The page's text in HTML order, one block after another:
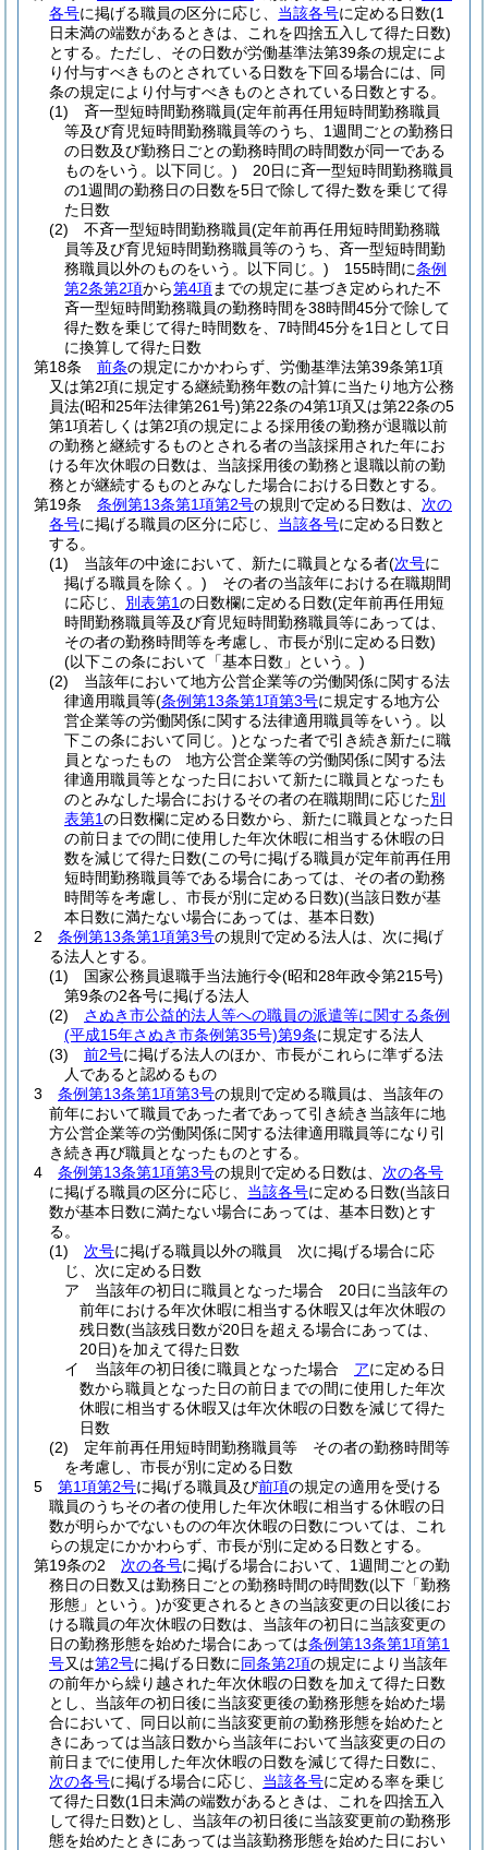
各号に掲げる職員の区分に応じ、 当該各号に定める日数(1
日未満の端数があるときは、これを四捨五入して得た日数)
とする。 ただし、その日数が労働基準法第39条の規定によ
り付与すべきものとされている日数を下回る場合には、同
条の規定により付与すべきものとされている日数とする。
(1)
斉一型短時間勤務職員(定年前再任用短時間勤務職員
等及び育児短時間勤務職員等のうち、1週間ごとの勤務日
の日数及び勤務日ごとの勤務時間の時間数が同一である
ものをいう。以下同じ。) 20日に斉一型短時間勤務職員
の1週間の勤務日の日数を5日で除して得た数を乗じて得
た日数
(2)
不斉一型短時間勤務職員(定年前再任用短時間勤務職
員等及び育児短時間勤務職員等のうち、斉一型短時間勤
務職員以外のものをいう。以下同じ。) 155時間に条例
第2条第2項から第4項までの規定に基づき定められた不
斉一型短時間勤務職員の勤務時間を38時間45分で除して
得た数を乗じて得た時間数を、7時間45分を1日として日
に換算して得た日数
第18条
前条の規定にかかわらず、労働基準法第39条第1項
又は第2項に規定する継続勤務年数の計算に当たり地方公務
員法(昭和25年法律第261号)第22条の4第1項又は第22条の5
第1項若しくは第2項の規定による採用後の勤務が退職以前
の勤務と継続するものとされる者の当該採用された年にお
ける年次休暇の日数は、当該採用後の勤務と退職以前の勤
務とが継続するものとみなした場合における日数とする。
第19条
条例第13条第1項第2号の規則で定める日数は、 次の
各号に掲げる職員の区分に応じ、 当該各号に定める日数と
する。
(1)
当該年の中途において、新たに職員となる者(次号に
掲げる職員を除く。) その者の当該年における在職期間
に応じ、 別表第1の日数欄に定める日数(定年前再任用短
時間勤務職員等及び育児短時間勤務職員等にあっては、
その者の勤務時間等を考慮し、市長が別に定める日数)
(以下この条において「基本日数」という。)
(2)
当該年において地方公営企業等の労働関係に関する法
律適用職員等(条例第13条第1項第3号に規定する地方公
営企業等の労働関係に関する法律適用職員等をいう。以
下この条において同じ。)となった者で引き続き新たに職
員となったもの 地方公営企業等の労働関係に関する法
律適用職員等となった日において新たに職員となったも
のとみなした場合におけるその者の在職期間に応じた別
表第1の日数欄に定める日数から、新たに職員となった日
の前日までの間に使用した年次休暇に相当する休暇の日
数を減じて得た日数(この号に掲げる職員が定年前再任用
短時間勤務職員等である場合にあっては、その者の勤務
時間等を考慮し、市長が別に定める日数)(当該日数が基
本日数に満たない場合にあっては、基本日数)
2
条例第13条第1項第3号の規則で定める法人は、次に掲げ
る法人とする。
(1)
国家公務員退職手当法施行令(昭和28年政令第215号)
第9条の2各号に掲げる法人
(2)
さぬき市公益的法人等への職員の派遣等に関する条例
(平成15年さぬき市条例第35号)第9条に規定する法人
(3)
前2号に掲げる法人のほか、市長がこれらに準ずる法
人であると認めるもの
3
条例第13条第1項第3号の規則で定める職員は、当該年の
前年において職員であった者であって引き続き当該年に地
方公営企業等の労働関係に関する法律適用職員等になり引
き続き再び職員となったものとする。
4
条例第13条第1項第3号の規則で定める日数は、 次の各号
に掲げる職員の区分に応じ、 当該各号に定める日数(当該日
数が基本日数に満たない場合にあっては、基本日数)とす
る。
(1)
次号に掲げる職員以外の職員 次に掲げる場合に応
じ、次に定める日数
ア
当該年の初日に職員となった場合 20日に当該年の
前年における年次休暇に相当する休暇又は年次休暇の
残日数(当該残日数が20日を超える場合にあっては、
20日)を加えて得た日数
イ
当該年の初日後に職員となった場合 アに定める日
数から職員となった日の前日までの間に使用した年次
休暇に相当する休暇又は年次休暇の日数を減じて得た
日数
(2)
定年前再任用短時間勤務職員等 その者の勤務時間等
を考慮し、市長が別に定める日数
5
第1項第2号に掲げる職員及び前項の規定の適用を受ける
職員のうちその者の使用した年次休暇に相当する休暇の日
数が明らかでないものの年次休暇の日数については、これ
らの規定にかかわらず、市長が別に定める日数とする。
第19条の2
次の各号に掲げる場合において、1週間ごとの勤
務日の日数又は勤務日ごとの勤務時間の時間数(以下「勤務
形態」という。)が変更されるときの当該変更の日以後にお
ける職員の年次休暇の日数は、当該年の初日に当該変更の
日の勤務形態を始めた場合にあっては条例第13条第1項第1
号又は第2号に掲げる日数に同条第2項の規定により当該年
の前年から繰り越された年次休暇の日数を加えて得た日数
とし、当該年の初日後に当該変更後の勤務形態を始めた場
合において、同日以前に当該変更前の勤務形態を始めたと
きにあっては当該日数から当該年において当該変更の日の
前日までに使用した年次休暇の日数を減じて得た日数に、
次の各号に掲げる場合に応じ、 当該各号に定める率を乗じ
て得た日数(1日未満の端数があるときは、これを四捨五入
して得た日数)とし、当該年の初日後に当該変更前の勤務形
態を始めたときにあっては当該勤務形態を始めた日におい